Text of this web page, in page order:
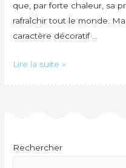
que, par forte chaleur, sa
rafraîchir tout le monde.
caractère décoratif …
Comment
Lire la suite »
Rechercher